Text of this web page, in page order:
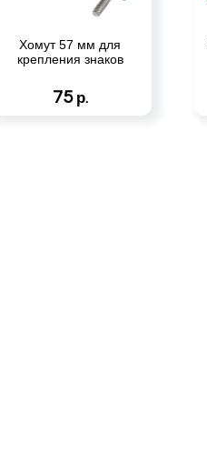
Хомут 57 мм для
крепления знаков
75 р.